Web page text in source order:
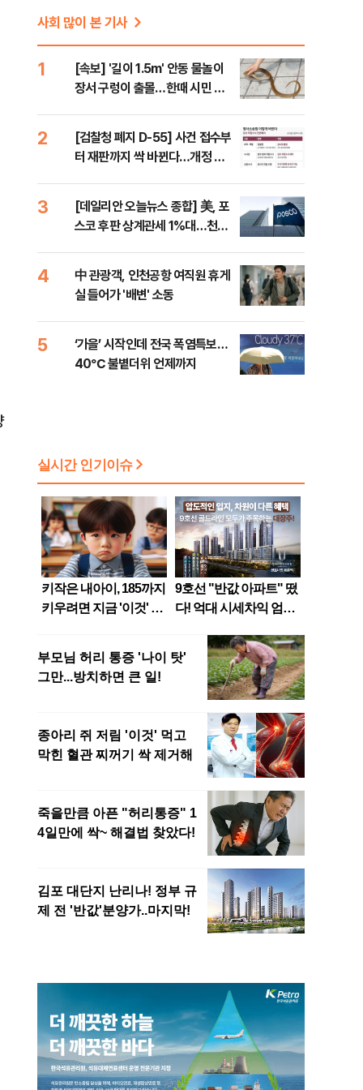
사회 많이 본 기사
1
[속보] '길이 1.5m' 안동 물놀이
장서 구렁이 출몰…한때 시민 대
2
[검찰청 폐지 D-55] 사건 접수부
터 재판까지 싹 바뀐다…개정 형
3
[데일리안 오늘뉴스 종합] 美, 포
스코 후판 상계관세 1%대…천하
'입소'
4
中 관광객, 인천공항 여직원 휴게
실 들어가 '배변' 소동
5
‘가을’ 시작인데 전국 폭염특보…
40℃ 불볕더위 언제까지